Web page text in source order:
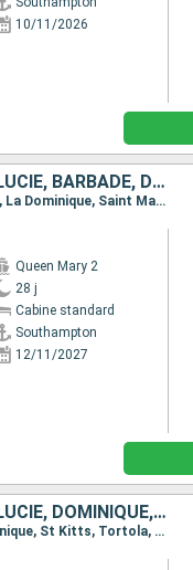
10/11/2026
ROYAUME-UNI, SAINT-THOMAS, ANTIGUA-ET-BARBUDA, SAINTE-LUCIE, BARBADE, DOMINIQUE, SAINT-MARTIN, ÉTATS-UNIS
Itinéraire : Southampton, New York, Saint thomas, St Kitts, Sainte Lucie, La Barbade, La Dominique, Saint Martin (Antilles Néerlandaises), New York, Southampton
Queen Mary 2
28 j
Cabine standard
Southampton
12/11/2027
ROYAUME-UNI, ÉTATS-UNIS, SAINT-THOMAS, BARBADE, SAINTE-LUCIE, DOMINIQUE, ANTIGUA-ET-BARBUDA, TORTOLA
Itinéraire : Southampton, New York, Saint thomas, La Barbade, Sainte Lucie, La Dominique, St Kitts, Tortola, New York, Southampton